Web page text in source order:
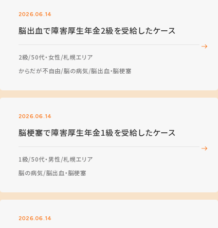
2026.06.14
脳出血で障害厚生年金2級を受給したケース
2級 50代・女性 札幌エリア
からだが不自由 脳の病気 脳出血・脳梗塞
2026.06.14
脳梗塞で障害厚生年金1級を受給したケース
1級 50代・男性 札幌エリア
脳の病気 脳出血・脳梗塞
2026.06.14